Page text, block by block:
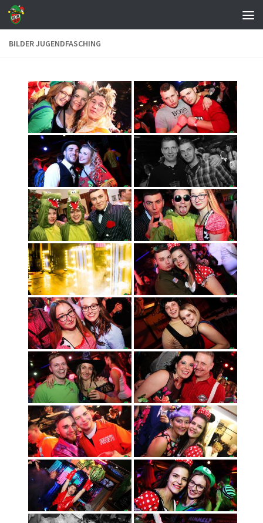
Zum Inhalt springen
BILDER JUGENDFASCHING